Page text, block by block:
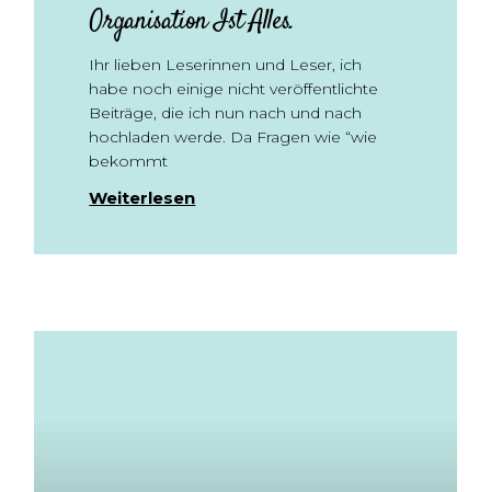
Organisation Ist Alles.
Ihr lieben Leserinnen und Leser, ich
habe noch einige nicht veröffentlichte
Beiträge, die ich nun nach und nach
hochladen werde. Da Fragen wie “wie
bekommt
Weiterlesen